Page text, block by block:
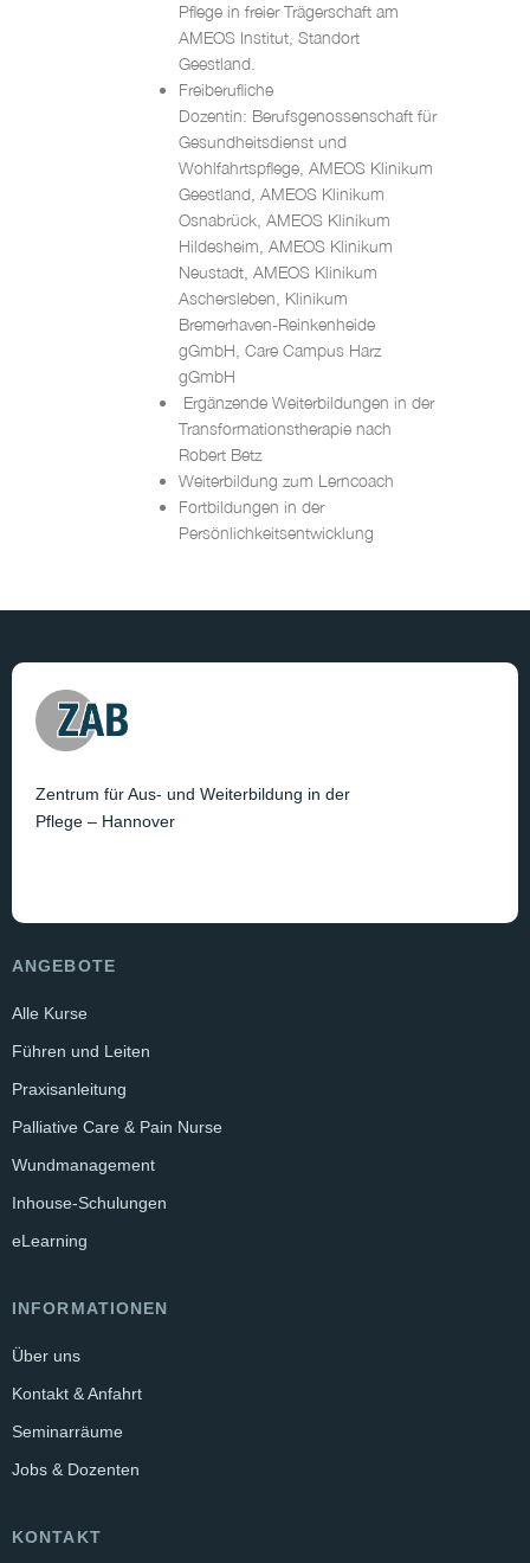
Pflege in freier Trägerschaft am
AMEOS Institut, Standort
Geestland.
Freiberufliche
Dozentin: Berufsgenossenschaft für
Gesundheitsdienst und
Wohlfahrtspflege, AMEOS Klinikum
Geestland, AMEOS Klinikum
Osnabrück, AMEOS Klinikum
Hildesheim, AMEOS Klinikum
Neustadt, AMEOS Klinikum
Aschersleben, Klinikum
Bremerhaven-Reinkenheide
gGmbH, Care Campus Harz
gGmbH
Ergänzende Weiterbildungen in der
Transformationstherapie nach
Robert Betz
Weiterbildung zum Lerncoach
Fortbildungen in der
Persönlichkeitsentwicklung
Zentrum für Aus- und Weiterbildung in der
Pflege – Hannover
ANGEBOTE
Alle Kurse
Führen und Leiten
Praxisanleitung
Palliative Care & Pain Nurse
Wundmanagement
Inhouse-Schulungen
eLearning
INFORMATIONEN
Über uns
Kontakt & Anfahrt
Seminarräume
Jobs & Dozenten
KONTAKT